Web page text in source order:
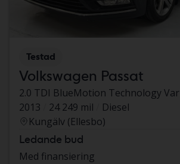
Testad
Volkswagen Passat
2.0 TDI BlueMotion Technology
2013
24 249 mil
Diesel
Kungälv (Ellesbo)
Ledande bud
Med finansiering